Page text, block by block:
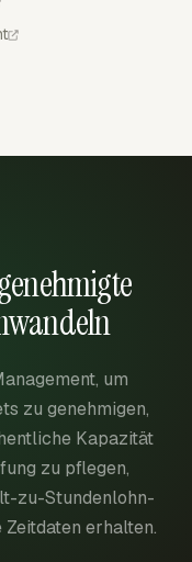
um
zu genehmigen,
Kapazität
zu pflegen,
zu-Stundenlohn-
erhalten.